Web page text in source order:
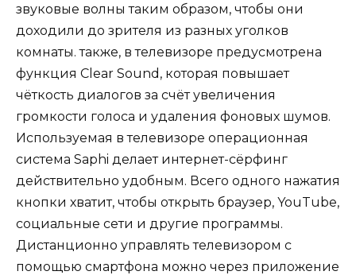
звуковые волны таким образом, чтобы они
доходили до зрителя из разных уголков
комнаты. также, в телевизоре предусмотрена
функция Clear Sound, которая повышает
чёткость диалогов за счёт увеличения
громкости голоса и удаления фоновых шумов.
Используемая в телевизоре операционная
система Saphi делает интернет-сёрфинг
действительно удобным. Всего одного нажатия
кнопки хватит, чтобы открыть браузер, YouTube,
социальные сети и другие программы.
Дистанционно управлять телевизором с
помощью смартфона можно через приложение